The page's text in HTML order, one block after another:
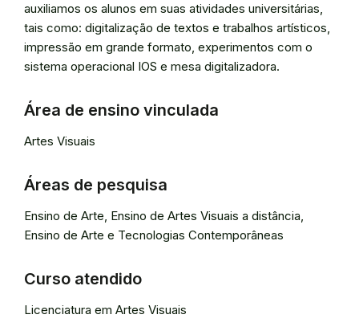
auxiliamos os alunos em suas atividades universitárias,
tais como: digitalização de textos e trabalhos artísticos,
impressão em grande formato, experimentos com o
sistema operacional IOS e mesa digitalizadora.
Área de ensino vinculada
Artes Visuais
Áreas de pesquisa
Ensino de Arte, Ensino de Artes Visuais a distância,
Ensino de Arte e Tecnologias Contemporâneas
Curso atendido
Licenciatura em Artes Visuais